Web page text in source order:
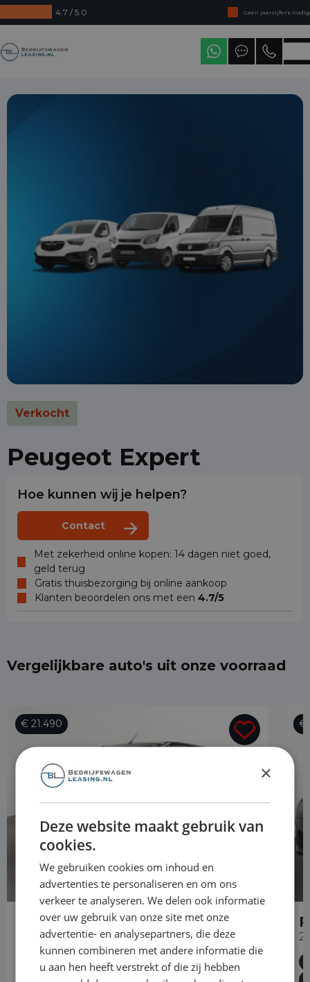
4.7 / 5.0
Geen jaarcijfers nodig
Direct uit voorraad leverbaar
Levering in heel Nederland
Verkocht
Peugeot Expert
Hoe kunnen wij je helpen?
Contact
Met zekerheid online kopen: 14 dagen niet goed,
geld terug
Gratis thuisbezorging bij online aankoop
Klanten beoordelen ons met een 4.7/5
Vergelijkbare auto's uit onze voorraad
€ 21.490
Peugeot Expert
2.0 BlueHDi 145PK L3 Automaat
Automaat 37.321 km
2023
Geldrop
L3H1
€
×
Deze website maakt gebruik van
cookies.
We gebruiken cookies om inhoud en
advertenties te personaliseren en om ons
verkeer te analyseren. We delen ook informatie
over uw gebruik van onze site met onze
advertentie- en analysepartners, die deze
kunnen combineren met andere informatie die
u aan hen heeft verstrekt of die zij hebben